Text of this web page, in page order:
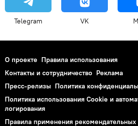
Telegram VK
О проекте Правила использования
Контакты и сотрудничество Реклама
Пресс-релизы Политика
Политика использования Cookie и
логирования
Правила применения рекомендательных